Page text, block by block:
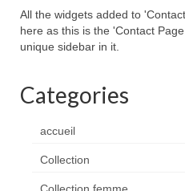
All the widgets added to
here as this is the 'Contact
unique sidebar in it.
Categories
accueil
Collection